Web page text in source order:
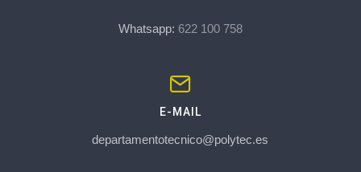
Whatsapp: 622 100 758
E-MAIL
departamentotecnico@polytec.es